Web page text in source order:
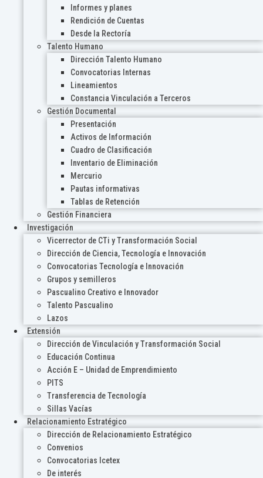
Informes y planes
Rendición de Cuentas
Desde la Rectoría
Talento Humano
Dirección Talento Humano
Convocatorias Internas
Lineamientos
Constancia Vinculación a Terceros
Gestión Documental
Presentación
Activos de Información
Cuadro de Clasificación
Inventario de Eliminación
Mercurio
Pautas informativas
Tablas de Retención
Gestión Financiera
Investigación
Vicerrector de CTi y Transformación Social
Dirección de Ciencia, Tecnología e Innovación
Convocatorias Tecnología e Innovación
Grupos y semilleros
Pascualino Creativo e Innovador
Talento Pascualino
Lazos
Extensión
Dirección de Vinculación y Transformación Social
Educación Continua
Acción E – Unidad de Emprendimiento
PITS
Transferencia de Tecnología
Sillas Vacías
Relacionamiento Estratégico
Dirección de Relacionamiento Estratégico
Convenios
Convocatorias Icetex
De interés